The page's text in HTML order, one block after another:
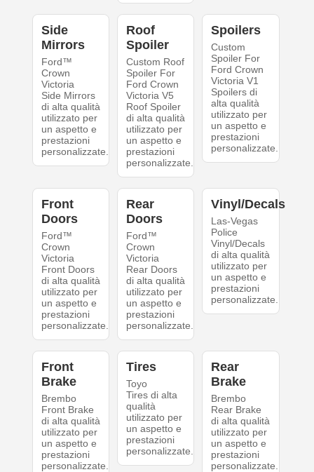
Side
Mirrors
Ford™
Crown
Victoria
Side Mirrors
di alta qualità
utilizzato per
un aspetto e
prestazioni
personalizzate.
Roof
Spoiler
Custom Roof
Spoiler For
Ford Crown
Victoria V5
Roof Spoiler
di alta qualità
utilizzato per
un aspetto e
prestazioni
personalizzate.
Spoilers
Custom
Spoiler For
Ford Crown
Victoria V1
Spoilers di
alta qualità
utilizzato per
un aspetto e
prestazioni
personalizzate.
Front
Doors
Ford™
Crown
Victoria
Front Doors
di alta qualità
utilizzato per
un aspetto e
prestazioni
personalizzate.
Rear
Doors
Ford™
Crown
Victoria
Rear Doors
di alta qualità
utilizzato per
un aspetto e
prestazioni
personalizzate.
Vinyl/Decals
Las-Vegas
Police
Vinyl/Decals
di alta qualità
utilizzato per
un aspetto e
prestazioni
personalizzate.
Front
Brake
Brembo
Front Brake
di alta qualità
utilizzato per
un aspetto e
prestazioni
personalizzate.
Tires
Toyo
Tires di alta
qualità
utilizzato per
un aspetto e
prestazioni
personalizzate.
Rear
Brake
Brembo
Rear Brake
di alta qualità
utilizzato per
un aspetto e
prestazioni
personalizzate.